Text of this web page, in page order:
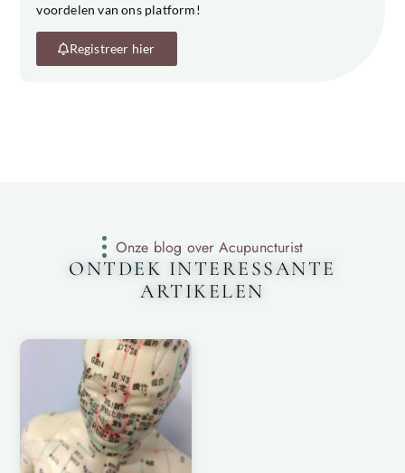
voordelen van ons platform!
Registreer hier
Onze blog over Acupuncturist
ONTDEK INTERESSANTE
ARTIKELEN